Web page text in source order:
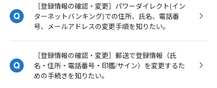
［登録情報の確認・変更］パワーダイレクト(イン
ターネットバンキング)での住所、氏名、電話番
号、メールアドレスの変更手順を知りたい。
［登録情報の確認・変更］郵送で登録情報（氏
名・住所・電話番号・印鑑/サイン）を変更するた
めの手続きを知りたい。